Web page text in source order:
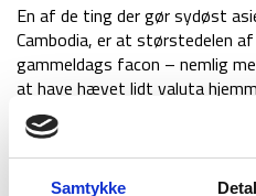
Samtykke
En af de ting der gør sydøst
Cambodia, er at størstedelen
gammeldags facon – nemlig
at have hævet lidt valuta
bank. Det er en underlig
på sig når man rejser rundt i
Danmark ikke bliver brugt så
betaling sker med kontaktløs